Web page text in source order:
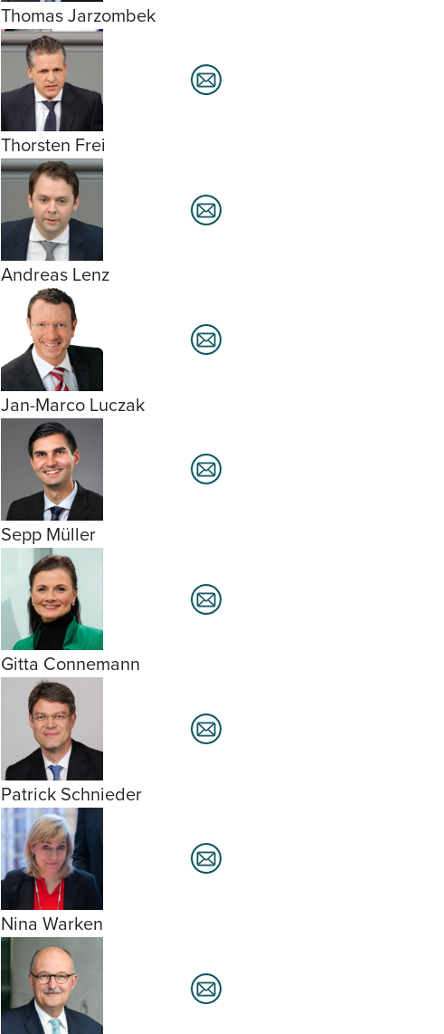
Thomas Jarzombek
Thorsten Frei
Andreas Lenz
Jan-Marco Luczak
Sepp Müller
Gitta Connemann
Patrick Schnieder
Nina Warken